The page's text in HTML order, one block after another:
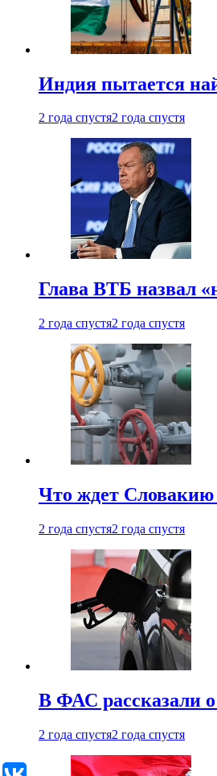
Индия пытается
2 года спустя2 года спустя
Глава ВТБ назвал
2 года спустя2 года спустя
Что ждет Словакию
2 года спустя2 года спустя
В ФАС рассказали
2 года спустя2 года спустя